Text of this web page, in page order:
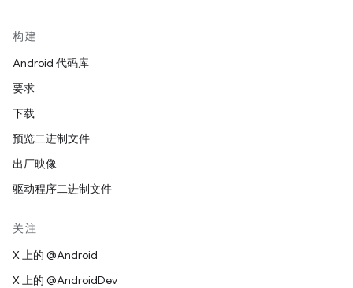
构建
Android 代码库
要求
下载
预览二进制文件
出厂映像
驱动程序二进制文件
关注
X 上的 @Android
X 上的 @AndroidDev